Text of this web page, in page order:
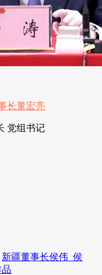
党组书记
新疆董事长侯伟_侯